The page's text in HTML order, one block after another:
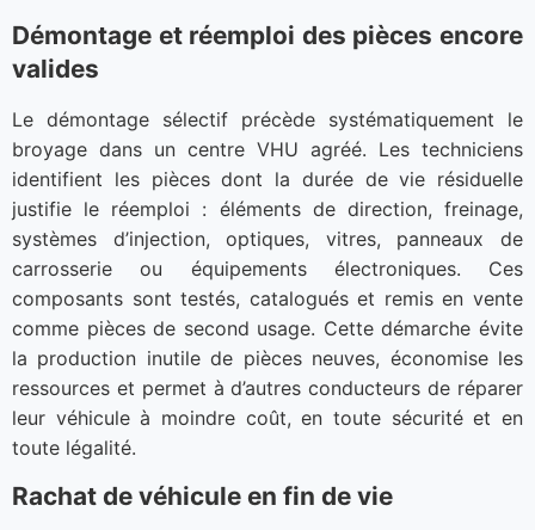
Démontage et réemploi des pièces encore
valides
Le démontage sélectif précède systématiquement le
broyage dans un centre VHU agréé. Les techniciens
identifient les pièces dont la durée de vie résiduelle
justifie le réemploi : éléments de direction, freinage,
systèmes d’injection, optiques, vitres, panneaux de
carrosserie ou équipements électroniques. Ces
composants sont testés, catalogués et remis en vente
comme pièces de second usage. Cette démarche évite
la production inutile de pièces neuves, économise les
ressources et permet à d’autres conducteurs de réparer
leur véhicule à moindre coût, en toute sécurité et en
toute légalité.
Rachat de véhicule en fin de vie